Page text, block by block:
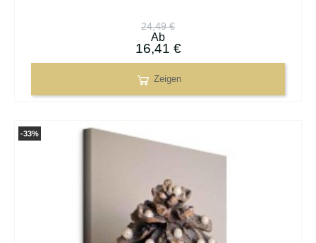
24,49 €
Ab
16,41 €
Zeigen
-33%